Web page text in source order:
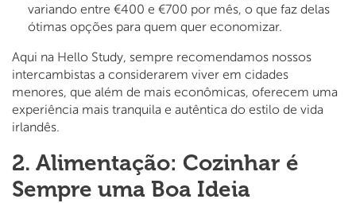
variando entre €400 e €700 por mês, o que faz delas
ótimas opções para quem quer economizar.
Aqui na Hello Study, sempre recomendamos nossos
intercambistas a considerarem viver em cidades
menores, que além de mais econômicas, oferecem uma
experiência mais tranquila e autêntica do estilo de vida
irlandês.
2. Alimentação: Cozinhar é
Sempre uma Boa Ideia